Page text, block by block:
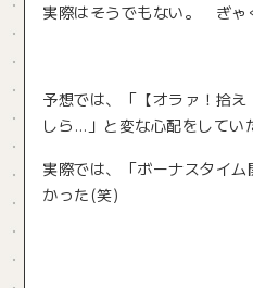
実際はそうでもない。 ぎゃ
予想では、「【オラァ！拾
しら…」と変な心配をしてい
実際では、「ボーナスタイム
かった(笑)